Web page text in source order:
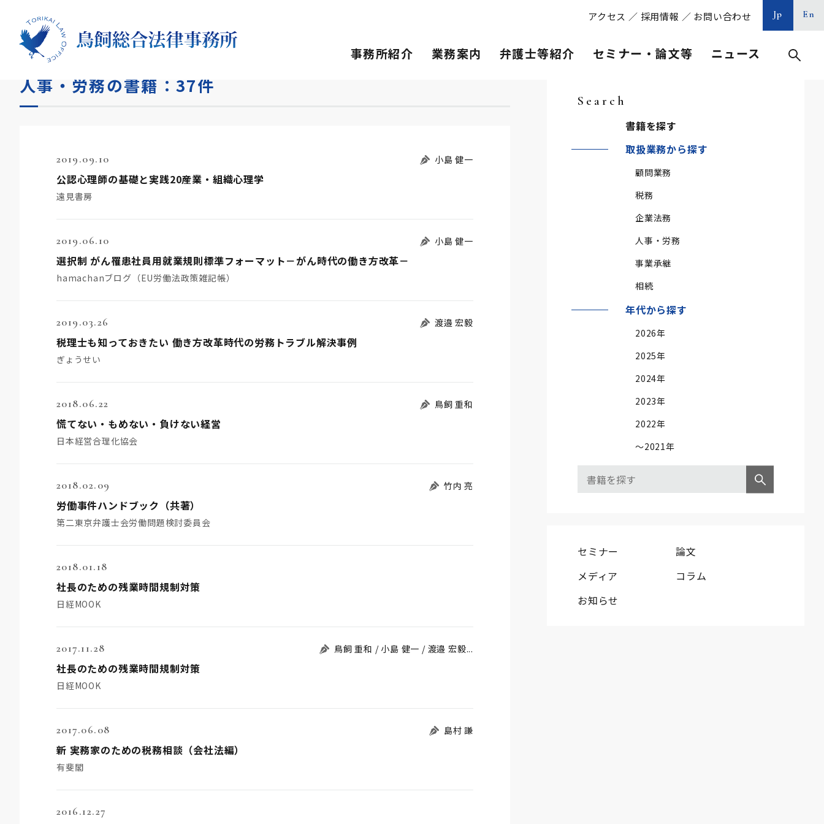
アクセス ／ 採用情報 ／ お問い合わせ Jp En
事務所紹介 業務案内 弁護士等紹介 セミナー・論文等 ニュース
HOME
人事・労務の書籍：37件
2019.09.10 小島 健一
公認心理師の基礎と実践20産業・組織心理学
遠見書房
2019.06.10 小島 健一
選択制 がん罹患社員用就業規則標準フォーマット－がん時代の働き方改革－
hamachanブログ（EU労働法政策雑記帳）
2019.03.26 渡邉 宏毅
税理士も知っておきたい 働き方改革時代の労務トラブル解決事例
ぎょうせい
2018.06.22 鳥飼 重和
慌てない・もめない・負けない経営
日本経営合理化協会
2018.02.09 竹内 亮
労働事件ハンドブック（共著）
第二東京弁護士会労働問題検討委員会
2018.01.18
社長のための残業時間規制対策
日経MOOK
2017.11.28 鳥飼 重和 / 小島 健一 / 渡邉 宏毅...
社長のための残業時間規制対策
日経MOOK
2017.06.08 島村 謙
新 実務家のための税務相談（会社法編）
有斐閣
2016.12.27
Search
書籍を探す
取扱業務から探す
顧問業務
税務
企業法務
人事・労務
事業承継
相続
年代から探す
2026年
2025年
2024年
2023年
2022年
～2021年
セミナー
論文
メディア
コラム
お知らせ